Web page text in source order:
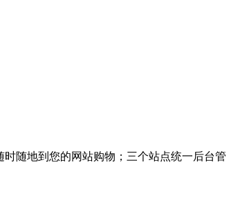
随地到您的网站购物；三个站点统一后台管